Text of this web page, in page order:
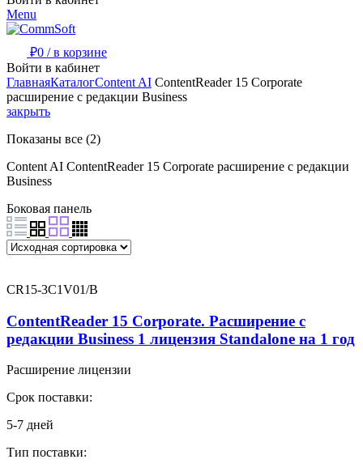
Menu
₽0 / в корзине
Войти в кабинет
ГлавнаяКаталогContent AI ContentReader 15 Corporate
расширение с редакции Business
закрыть
Показаны все (2)
Content AI ContentReader 15 Corporate расширение с редакции
Business
Боковая панель
CR15-3C1V01/B
ContentReader 15 Corporate. Расширение с
редакции Business 1 лицензия Standalone на 1 год
Расширение лицензии
Срок поставки:
5-7 дней
Тип поставки: